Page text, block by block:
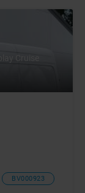
Cruise
BV000923